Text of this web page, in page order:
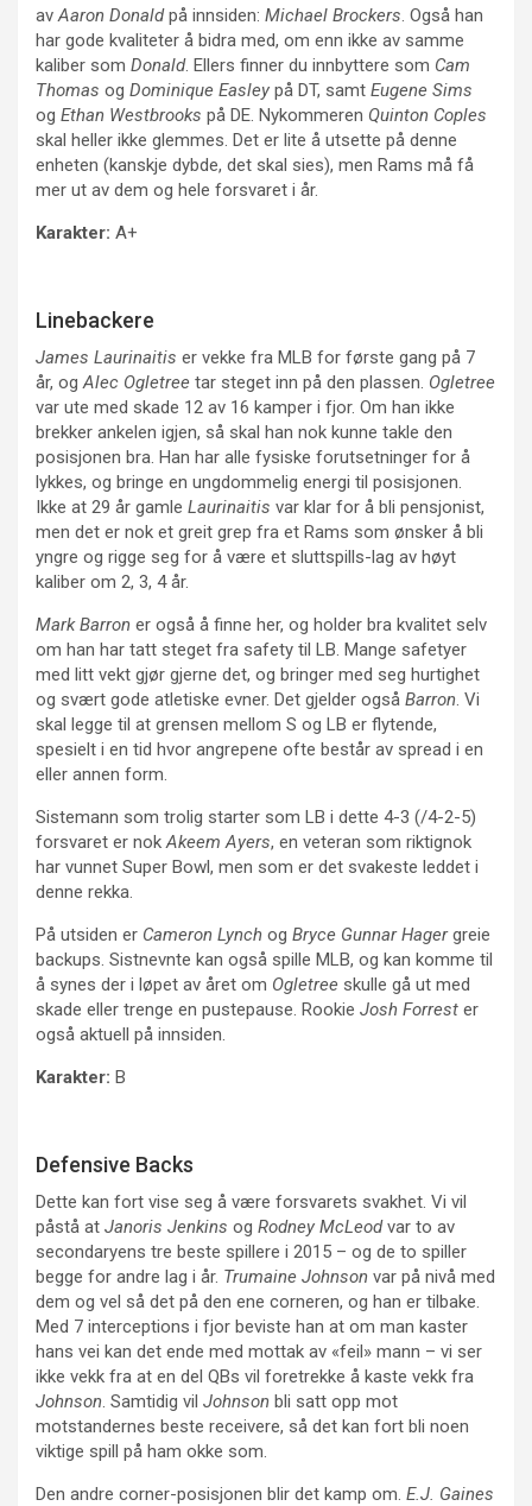
avAaron Donaldpå innsiden: Michael Brockers. Også han
har gode kvaliteter å bidra med, om enn ikke av samme
kaliber som Donald. Ellers finner du innbyttere som Cam
Thomas og Dominique Easley på DT, samt Eugene Sims
og Ethan Westbrooks på DE. Nykommeren Quinton Coples
skal heller ikke glemmes. Det er lite å utsette på denne
enheten (kanskje dybde, det skal sies), men Rams må få
mer ut av dem og hele forsvaret i år.
Karakter: A+
Linebackere
James Laurinaitis er vekke fra MLB for første gang på 7
år, ogAlec Ogletree tar steget inn på den plassen. Ogletree
var ute med skade 12 av 16 kamper i fjor. Om han ikke
brekker ankelen igjen, så skal han nok kunne takle den
posisjonen bra. Han har alle fysiske forutsetninger for å
lykkes, og bringe en ungdommelig energi til posisjonen.
Ikke at 29 år gamle Laurinaitis var klar for å bli pensjonist,
men det er nok et greit grep fra et Rams som ønsker å bli
yngre og rigge seg for å være et sluttspills-lag av høyt
kaliber om 2, 3, 4 år.
Mark Barron er også å finne her, og holder bra kvalitet selv
om han har tatt steget fra safety til LB. Mange safetyer
med litt vekt gjør gjerne det, og bringer med seg hurtighet
og svært gode atletiske evner. Det gjelder også Barron. Vi
skal legge til at grensen mellom S og LB er flytende,
spesielt i en tid hvor angrepene ofte består av spread i en
eller annen form.
Sistemann som trolig starter som LB i dette 4-3 (/4-2-5)
forsvaret er nokAkeem Ayers, en veteran som riktignok
har vunnet Super Bowl, men som er det svakeste leddet i
denne rekka.
På utsiden er Cameron Lynch og Bryce Gunnar Hagergreie
backups. Sistnevnte kan også spille MLB, og kan komme til
å synes der i løpet av året om Ogletree skulle gå ut med
skade eller trenge en pustepause. Rookie Josh Forrest er
også aktuell på innsiden.
Karakter: B
Defensive Backs
Dette kan fort vise seg å være forsvarets svakhet. Vi vil
påstå at Janoris Jenkins og Rodney McLeodvar to av
secondaryens tre beste spillere i 2015 – og de to spiller
begge for andre lag i år. Trumaine Johnson var på nivå med
dem og vel så det på den ene corneren, og han er tilbake.
Med 7 interceptions i fjor beviste han at om man kaster
hans vei kan det ende med mottak av «feil» mann – vi ser
ikke vekk fra at en del QBs vil foretrekke å kaste vekk fra
Johnson. Samtidig vil Johnson bli satt opp mot
motstandernes beste receivere, så det kan fort bli noen
viktige spill på ham okke som.
Den andre corner-posisjonen blir det kamp om. E.J. Gaines